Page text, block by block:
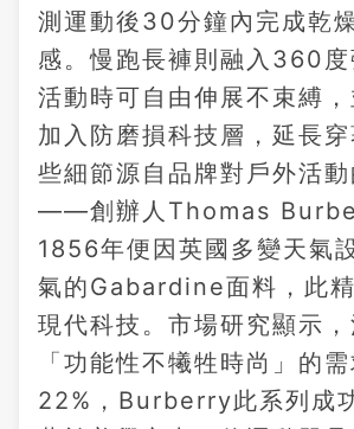
測運動後30分鐘內完成乾
感。慢跑長褲則融入360度
活動時可自由伸展不束縛
加入防磨損科技層，延長
些細節源自品牌對戶外活
——創辦人Thomas
1856年便因英國多變天氣
氣的Gabardine面料，此
現代科技。市場研究顯示
「功能性不犧牲時尚」的
22%，Burberry此系列成